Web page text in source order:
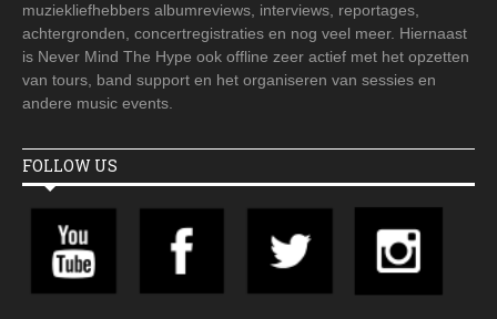
muziekliefhebbers albumreviews, interviews, reportages,
achtergronden, concertregistraties en nog veel meer. Hiernaast
is Never Mind The Hype ook offline zeer actief met het opzetten
van tours, band support en het organiseren van sessies en
andere music events.
FOLLOW US